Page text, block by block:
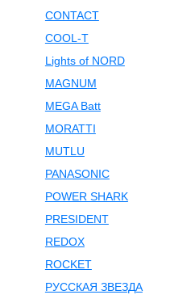
CONTACT
COOL-T
Lights of NORD
MAGNUM
MEGA Batt
MORATTI
MUTLU
PANASONIC
POWER SHARK
PRESIDENT
REDOX
ROCKET
РУССКАЯ ЗВЕЗДА